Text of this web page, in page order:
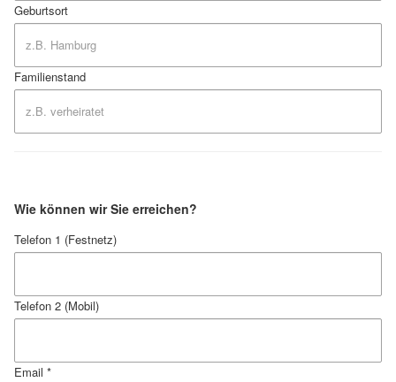
Geburtsort
Familienstand
Wie können wir Sie erreichen?
Telefon 1 (Festnetz)
Telefon 2 (Mobil)
Email *